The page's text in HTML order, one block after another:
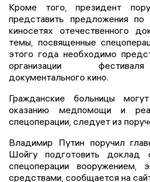
Кроме того, президент
представить предложения
киносетях отечественного
темы, посвященные
этого года необходимо
организации
документального кино.
Гражданские больницы
оказанию медпомощи и
спецоперации, следует из
Владимир Путин поручил
Шойгу подготовить доклад
спецоперации вооружением,
средствами, сообщается на